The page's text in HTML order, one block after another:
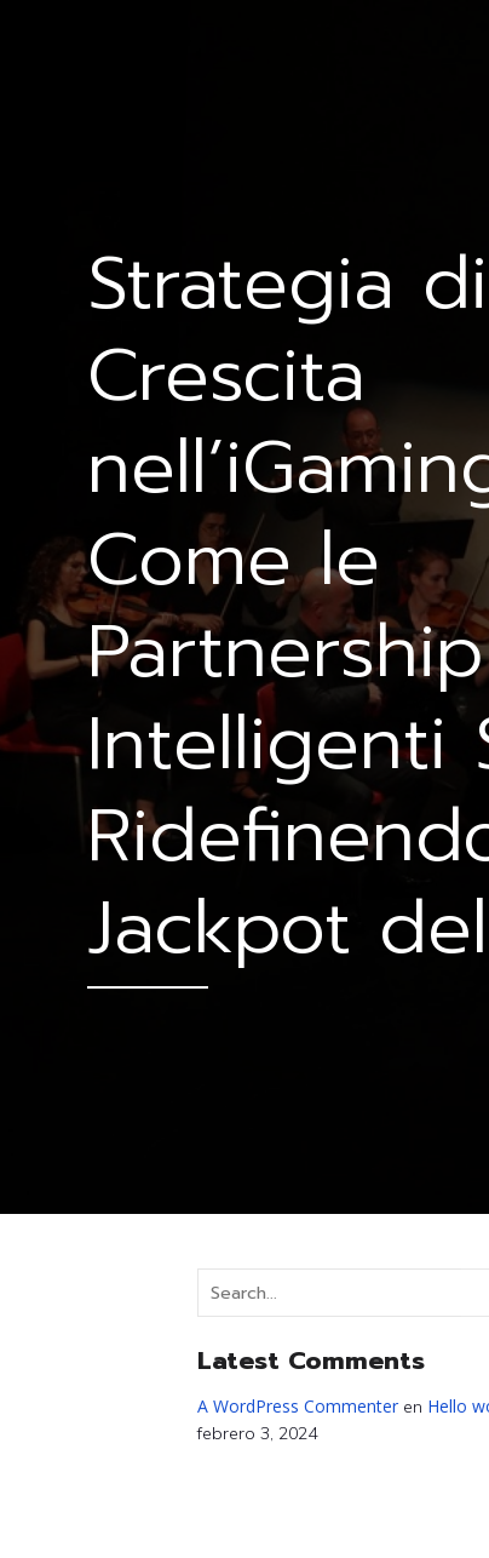
Strategia di
Crescita
Come le
Partnership
Intelligenti
Jackpot
Latest Comments
A WordPress Commenteren Hello
febrero 3, 2024